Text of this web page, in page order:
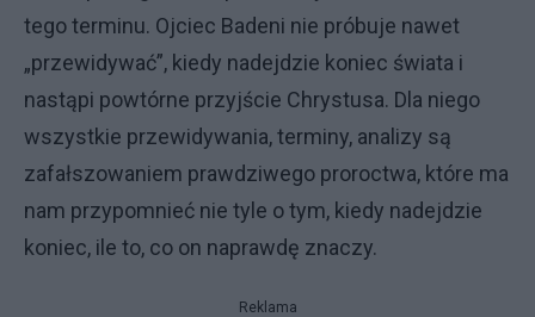
tego terminu. Ojciec Badeni nie próbuje nawet
„przewidywać”, kiedy nadejdzie koniec świata i
nastąpi powtórne przyjście Chrystusa. Dla niego
wszystkie przewidywania, terminy, analizy są
zafałszowaniem prawdziwego proroctwa, które ma
nam przypomnieć nie tyle o tym, kiedy nadejdzie
koniec, ile to, co on naprawdę znaczy.
Reklama